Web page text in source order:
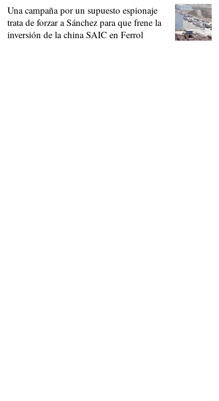
Una campaña por un supuesto espionaje
trata de forzar a Sánchez para que frene la
inversión de la china SAIC en Ferrol